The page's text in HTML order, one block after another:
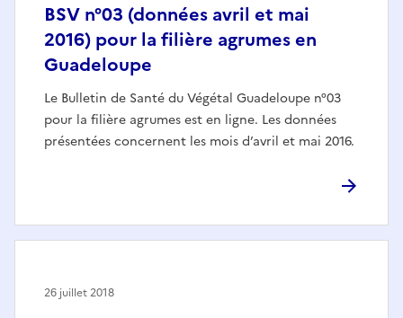
BSV n°03 (données avril et mai
2016) pour la filière agrumes en
Guadeloupe
Le Bulletin de Santé du Végétal Guadeloupe n°03
pour la filière agrumes est en ligne. Les données
présentées concernent les mois d’avril et mai 2016.
26 juillet 2018